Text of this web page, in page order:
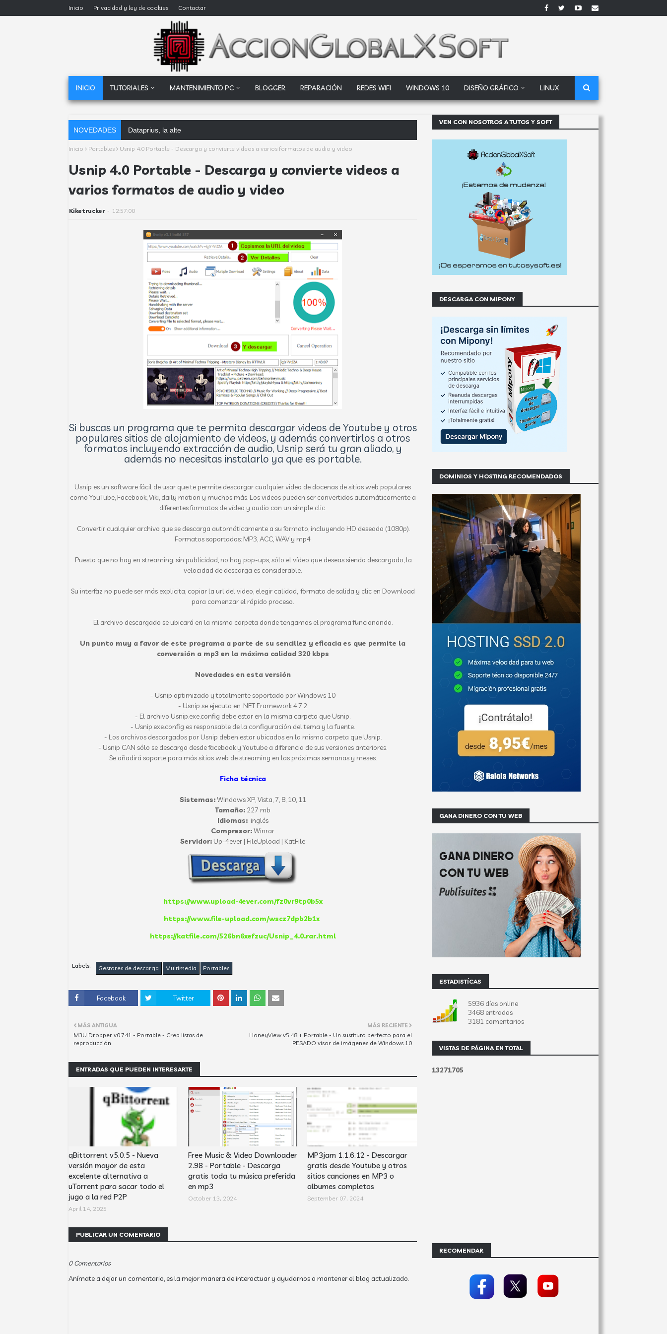
Inicio Privacidad y ley de cookies Contactar
INICIO TUTORIALES MANTENIMIENTO PC BLOGGER REPARACIÓN REDES WIFI WINDOWS 10 DISEÑO GRÁFICO LINUX
NOVEDADES Dataprius, la alternativa a Google Drive y Dropbox q
Inicio Portables Usnip 4.0 Portable - Descarga y convierte videos a varios formatos de audio y video
Usnip 4.0 Portable - Descarga y convierte videos a
varios formatos de audio y video
Kiketrucker - 12:57:00
Si buscas un programa que te permita descargar videos de Youtube y otros
populares sitios de alojamiento de videos, y además convertirlos a otros
formatos incluyendo extracción de audio, Usnip será tu gran aliado, y
además no necesitas instalarlo ya que es portable.
Usnip es un software fácil de usar que te permite descargar cualquier video de docenas de sitios web populares
como YouTube, Facebook, Viki, daily motion y muchos más. Los videos pueden ser convertidos automáticamente a
diferentes formatos de vídeo y audio con un simple clic.
Convertir cualquier archivo que se descarga automáticamente a su formato, incluyendo HD deseada (1080p).
Formatos soportados: MP3, ACC, WAV y mp4
Puesto que no hay en streaming, sin publicidad, no hay pop-ups, sólo el vídeo que deseas siendo descargado, la
velocidad de descarga es considerable.
Su interfaz no puede ser más explicita, copiar la url del video, elegir calidad, formato de salida y clic en Download
para comenzar el rápido proceso.
El archivo descargado se ubicará en la misma carpeta donde tengamos el programa funcionando.
Un punto muy a favor de este programa a parte de su sencillez y eficacia es que permite la
conversión a mp3 en la máxima calidad 320 kbps
Novedades en esta versión
- Usnip optimizado y totalmente soportado por Windows 10
- Usnip se ejecuta en .NET Framework 4.7.2
- El archivo Usnip.exe.config debe estar en la misma carpeta que Usnip.
- Usnip.exe.config es responsable de la configuración del tema y la fuente.
- Los archivos descargados por Usnip deben estar ubicados en la misma carpeta que Usnip.
- Usnip CAN sólo se descarga desde facebook y Youtube a diferencia de sus versiones anteriores.
Se añadirá soporte para más sitios web de streaming en las próximas semanas y meses.
Ficha técnica
Sistemas:Windows XP, Vista, 7, 8, 10, 11
Tamaño: 227 mb
Idiomas:inglés
Compresor:Winrar
Servidor: Up-4ever | FileUpload | KatFile
https://www.upload-4ever.com/fz0vr9tp0b5x
https://www.file-upload.com/wscz7dpb2b1x
https://katfile.com/526bn6xefzuc/Usnip_4.0.rar.html
Labels: Gestores de descarga Multimedia Portables
Facebook Twitter
MÁS RECIENTE
HoneyView v5.48 + Portable - Un sustituto perfecto para el
PESADO visor de imágenes de Windows 10
MÁS ANTIGUA
M3U Dropper v0.741 - Portable - Crea listas de
reproducción
ENTRADAS QUE PUEDEN INTERESARTE
qBittorrent v5.0.5 - Nueva
versión mayor de esta
excelente alternativa a
uTorrent para sacar todo el
jugo a la red P2P
April 14, 2025
Free Music & Video Downloader
2.98 - Portable - Descarga
gratis toda tu música preferida
en mp3
October 13, 2024
MP3jam 1.1.6.12 - Descargar
gratis desde Youtube y otros
sitios canciones en MP3 o
albumes completos
September 07, 2024
PUBLICAR UN COMENTARIO
0 Comentarios
Anímate a dejar un comentario, es la mejor manera de interactuar y ayudarnos a mantener el blog actualizado.
VEN CON NOSOTROS A TUTOS Y SOFT
DESCARGA CON MIPONY
DOMINIOS Y HOSTING RECOMENDADOS
GANA DINERO CON TU WEB
ESTADISTÍCAS
5936 días online
3468 entradas
3181 comentarios
VISTAS DE PÁGINA EN TOTAL
13271705
RECOMENDAR